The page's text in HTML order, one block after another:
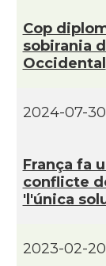
Cop
sobirania
Occidental
2024-07-30
França fa
conflicte
'l'única
2023-02-20